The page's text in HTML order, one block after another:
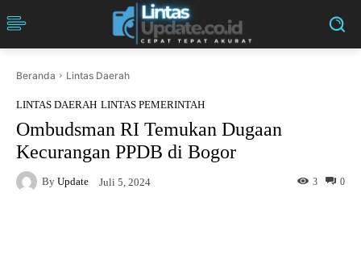
Beranda Lintas Daerah
LINTAS DAERAH LINTAS PEMERINTAH
Ombudsman RI Temukan Dugaan
Kecurangan PPDB di Bogor
By Update Juli 5, 2024 0
3